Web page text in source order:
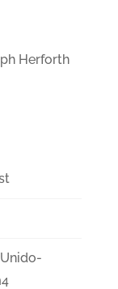
Herforth